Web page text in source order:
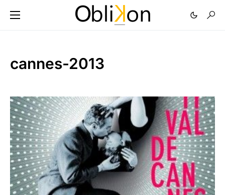
cannes-2013